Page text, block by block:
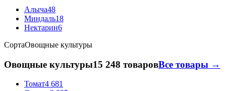
Алыча48
Миндаль18
Нектарин6
СортаОвощные культуры
Овощные культуры15 248 товаровВсе товары →
Томат4 681